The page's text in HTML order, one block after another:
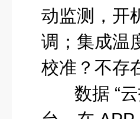
动监测，开
调；集成温
校准？不存
数据 “